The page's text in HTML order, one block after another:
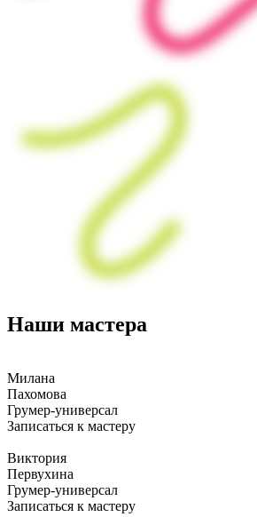
Наши мастера
Милана
Пахомова
Грумер-универсал
Записаться к мастеру
Виктория
Первухина
Грумер-универсал
Записаться к мастеру